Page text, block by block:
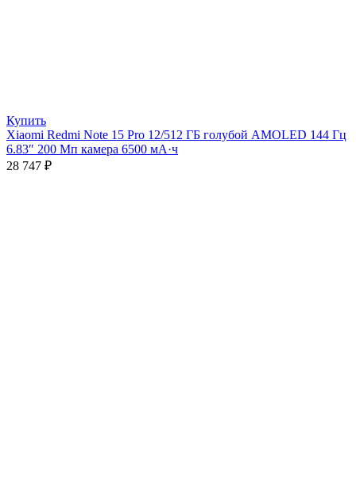
Купить
Xiaomi Redmi Note 15 Pro 12/512 ГБ голубой AMOLED 144 Гц
6.83″ 200 Мп камера 6500 мА·ч
28 747 ₽